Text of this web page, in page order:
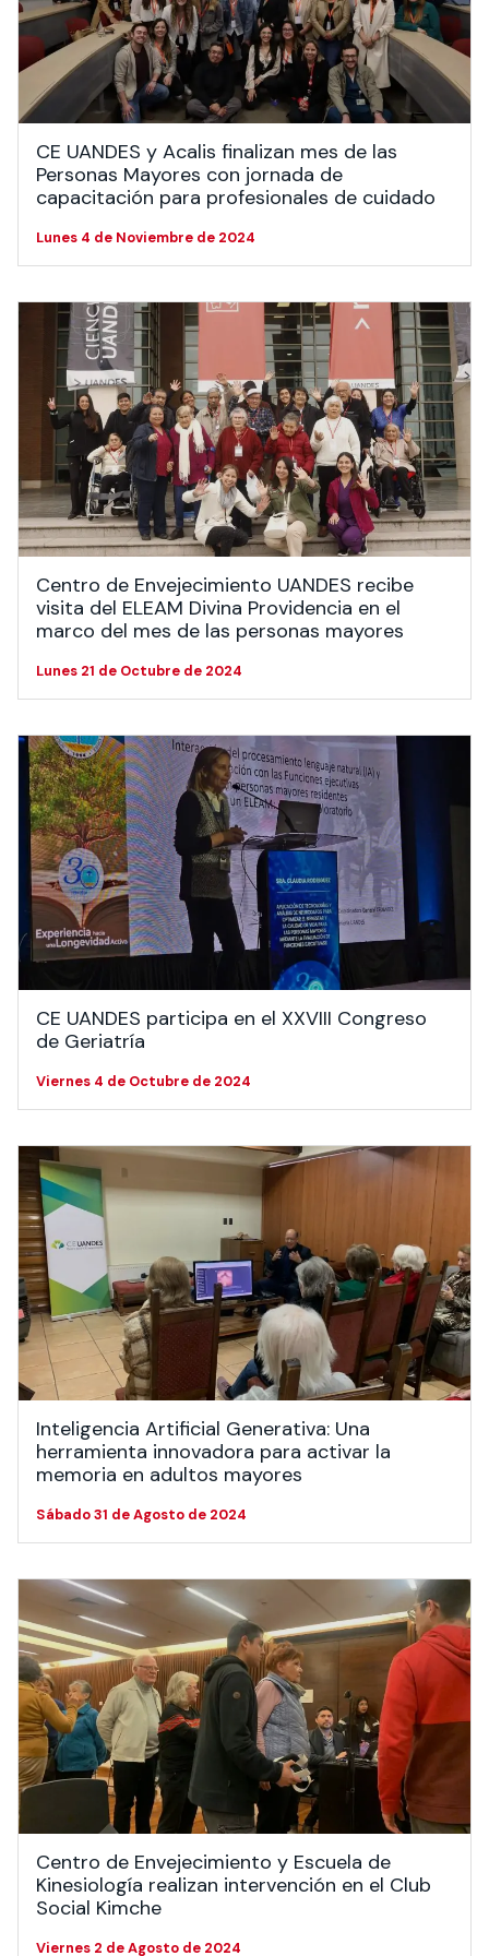
cursos
Especialidades y
estadías
Te puede
interesar:
International
students
Facultades
interesar:
2025
vinculación con la
sociedad
Extensión Cultural
intercambio
Servicios y apoyos
interesar:
Uandes
estudiantiles
CE UANDES y Acalis finalizan mes de las
Personas Mayores con jornada de
capacitación para profesionales de cuidado
Lunes 4 de Noviembre de 2024
Centro de Envejecimiento UANDES recibe
visita del ELEAM Divina Providencia en el
marco del mes de las personas mayores
Lunes 21 de Octubre de 2024
CE UANDES participa en el XXVIII Congreso
de Geriatría
Viernes 4 de Octubre de 2024
Inteligencia Artificial Generativa: Una
herramienta innovadora para activar la
memoria en adultos mayores
Sábado 31 de Agosto de 2024
Centro de Envejecimiento y Escuela de
Kinesiología realizan intervención en el Club
Social Kimche
Viernes 2 de Agosto de 2024